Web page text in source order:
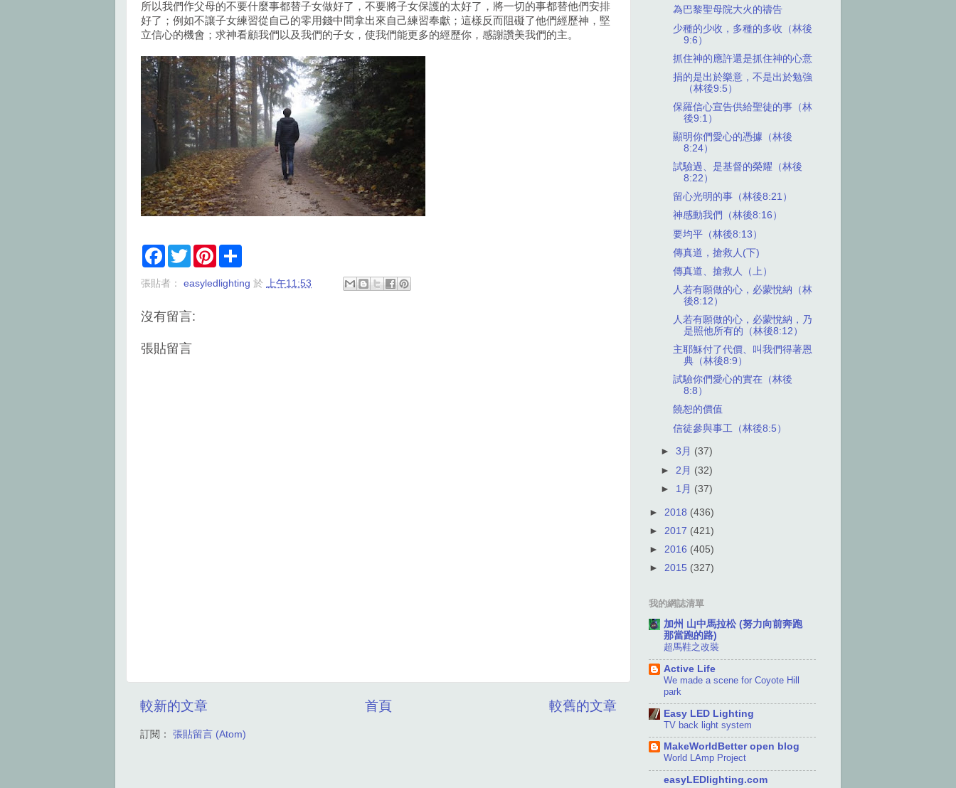
所以我們作父母的不要什麼事都替子女做好了，不要將子女保護的太好了，將一切的事都替他們安排
好了；例如不讓子女練習從自己的零用錢中間拿出來自己練習奉獻；這樣反而阻礙了他們經歷神，堅
立信心的機會；求神看顧我們以及我們的子女，使我們能更多的經歷你，感謝讚美我們的主。
F
e
o
T
w
t
r
P
t
r
張貼者： easyledlighting 於 上午11:53
沒有留言:
張貼留言
較新的文章 較舊的文章
首頁
訂閱： 張貼留言 (Atom)
為巴黎聖母院大火的禱告
少種的少收，多種的多收（林後
9:6）
抓住神的應許還是抓住神的心意
捐的是出於樂意，不是出於勉強
（林後9:5）
保羅信心宣告供給聖徒的事（林
後9:1）
顯明你們愛心的憑據（林後
8:24）
試驗過、是基督的榮耀（林後
8:22）
留心光明的事（林後8:21）
神感動我們（林後8:16）
要均平（林後8:13）
傳真道，搶救人(下)
傳真道、搶救人（上）
人若有願做的心，必蒙悅納（林
後8:12）
人若有願做的心，必蒙悅納，乃
是照他所有的（林後8:12）
主耶穌付了代價、叫我們得著恩
典（林後8:9）
試驗你們愛心的實在（林後
8:8）
饒恕的價值
信徒參與事工（林後8:5）
►3月 (37)
► 2月 (32)
► 1月 (37)
► 2018 (436)
► 2017 (421)
► 2016 (405)
► 2015 (327)
我的網誌清單
加州 山中馬拉松 (努力向前奔跑
那當跑的路)
超馬鞋之改裝
Active Life
We made a scene for Coyote Hill
park
Easy LED Lighting
TV back light system
MakeWorldBetter open blog
World LAmp Project
easyLEDlighting.com